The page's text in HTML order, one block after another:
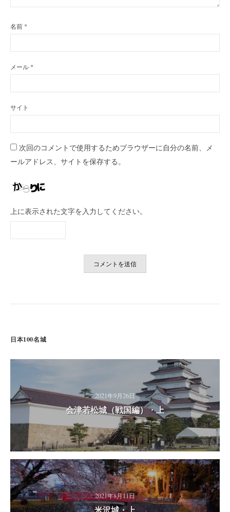
名前 *
メール *
サイト
次回のコメントで使用するためブラウザーに自分の名前、メ
ールアドレス、サイトを保存する。
上に表示された文字を入力してください。
日本100名城
2021年9月26日
会津若松城（戦国編）・上
2021年8月11日